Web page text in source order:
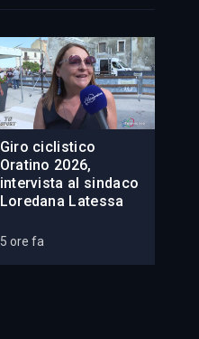
Giro ciclistico
Oratino 2026,
intervista al sindaco
Loredana Latessa
5 ore fa